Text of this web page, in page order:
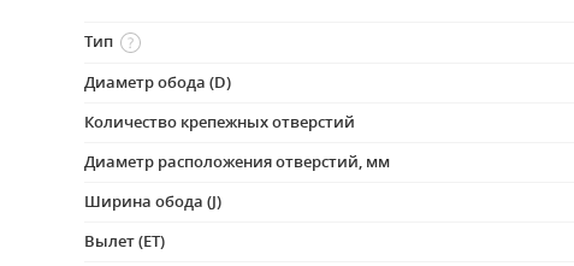
Тип
Диаметр обода (D)
Количество крепежных отверстий
Диаметр расположения отверстий, мм
Ширина обода (J)
Вылет (ET)